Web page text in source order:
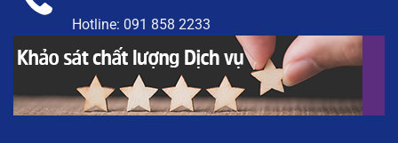
Hotline: 091 858 2233